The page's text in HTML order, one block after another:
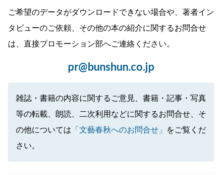
ご希望のデータがダウンロードできない場合や、著者イン
タビューのご依頼、その他の本の紹介に関するお問合せ
は、直接プロモーション部へご連絡ください。
pr@bunshun.co.jp
雑誌・書籍の内容に関するご意見、書籍・記事・写真
等の転載、朗読、二次利用などに関するお問合せ、そ
の他については 「文藝春秋へのお問合せ」
をご覧くだ
さい。